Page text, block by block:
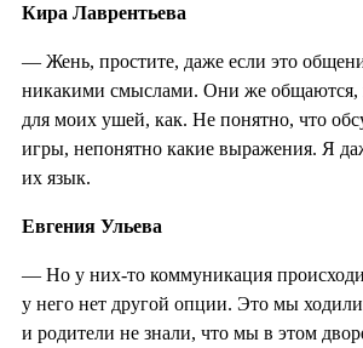
Кира Лаврентьева
— Жень, простите, даже если это
никакими смыслами. Они же общаются,
для моих ушей, как. Не понятно, что
игры, непонятно какие выражения. Я
их язык.
Евгения Ульева
— Но у них-то коммуникация
у него нет другой опции. Это мы
и родители не знали, что мы в этом